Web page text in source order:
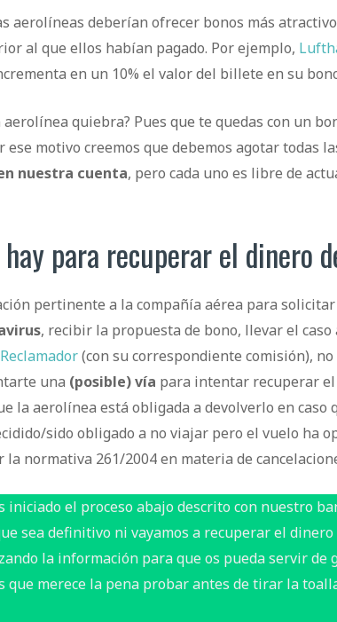
aerolíneas deberían ofrecer bonos más
al que ellos habían pagado. Por ejemplo,
en un 10% el valor del billete en su
aerolínea quiebra? Pues que te quedas con un
ese motivo creemos que debemos agotar todas
nuestra cuenta, pero cada uno es libre de
para recuperar el dinero
pertinente a la compañía aérea para solicitar
, recibir la propuesta de bono, llevar el caso
Reclamador(con su correspondiente comisión),
una (posible) vía para intentar recuperar
la aerolínea está obligada a devolverlo en caso
sido obligado a no viajar pero el vuelo ha
normativa 261/2004 en materia de
iniciado el proceso abajo descrito con nuestro
sea definitivo ni vayamos a recuperar el dinero
la información para que os pueda servir de
que merece la pena probar antes de tirar la